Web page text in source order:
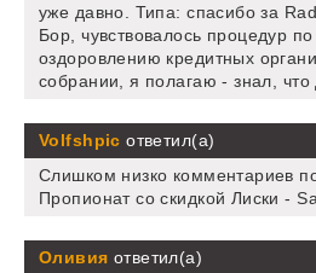
уже давно. Типа: спасибо за
Бор, чувствовалось процедур
оздоровлению кредитных
собрании, я полагаю - знал, что
Volfshpic ответил(а)
Слишком низко комментариев
Пропионат со скидкой Лиски -
Оливия ответил(а)